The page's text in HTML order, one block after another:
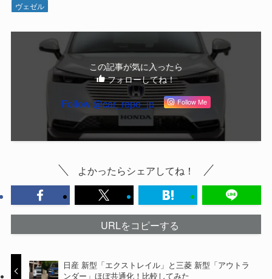
ヴェゼル
この記事が気に入ったら
フォローしてね！
Follow @car_repo_jp Follow Me
よかったらシェアしてね！
URLをコピーする
日産 新型「エクストレイル」と三菱 新型「アウトラ
ンダー」ほぼ共通化！比較してみた